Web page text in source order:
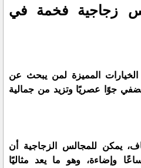
زجاجية فخمة في
المميزة لمن يبحث عن
جوًا عصريًا وتزيد من جمالية
يمكن للمجالس الزجاجية أن
وإضاءة، وهو ما يعد مثاليًا